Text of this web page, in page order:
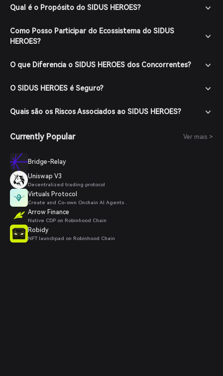
Qual é o Propósito do SIDUS HEROES?
Como Posso Participar do Ecossistema do SIDUS
HEROES?
O que Diferencia o SIDUS HEROES dos Concorrentes?
O SIDUS HEROES é Seguro?
Quais são os Riscos Associados ao SIDUS HEROES?
Currently Popular Ver mais >
Bridge-Relay
Uniswap V3
Decentralized trading protocol
Virtuals Protocol
Create and Co-own Onchain AI Agents .
Arrow Finance
Native CDP on Robinhood Chain
Robidy
NFT launchpad on Robinhood Chain